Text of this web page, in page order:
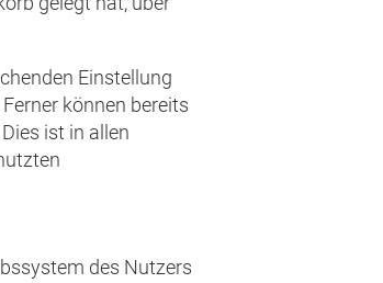
Einstellung
können bereits
ist in allen
des Nutzers